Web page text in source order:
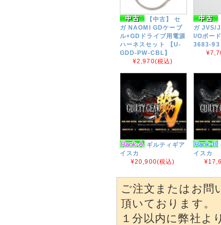
【中古】 セ
ガ NAOMI GDケーブ
ル+GDドライブ用電源
ハーネスセット 【U-
GDD-PW-CBL】
¥2,970(税込)
ガ JVS/
I/Oボー
3683-93
ギルティギア
イスカ
¥20,900(税込)
イスカ
ご注文またはお問
頂いております。
１分以内に弊社よ